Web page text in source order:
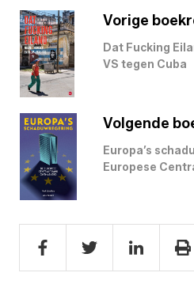
Vorige
Dat Fucking
VS tegen Cuba
Volgende
Europa’s
Europese